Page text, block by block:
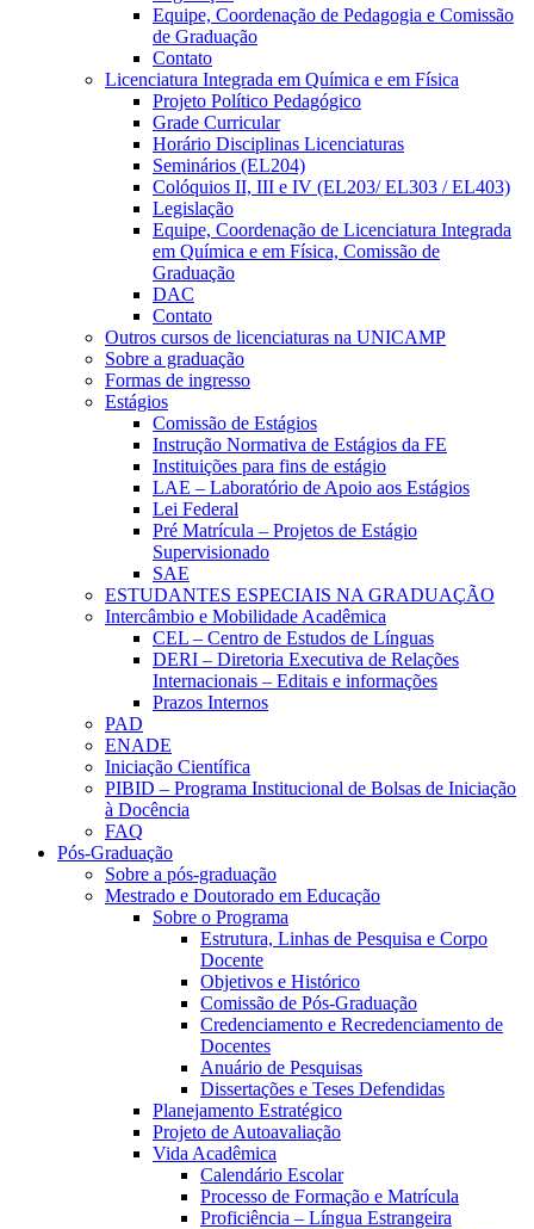
Equipe, Coordenação de Pedagogia e Comissão
de Graduação
Contato
Licenciatura Integrada em Química e em Física
Projeto Político Pedagógico
Grade Curricular
Horário Disciplinas Licenciaturas
Seminários (EL204)
Colóquios II, III e IV (EL203/ EL303 / EL403)
Legislação
Equipe, Coordenação de Licenciatura Integrada
em Química e em Física, Comissão de
Graduação
DAC
Contato
Outros cursos de licenciaturas na UNICAMP
Sobre a graduação
Formas de ingresso
Estágios
Comissão de Estágios
Instrução Normativa de Estágios da FE
Instituições para fins de estágio
LAE – Laboratório de Apoio aos Estágios
Lei Federal
Pré Matrícula – Projetos de Estágio
Supervisionado
SAE
ESTUDANTES ESPECIAIS NA GRADUAÇÃO
Intercâmbio e Mobilidade Acadêmica
CEL – Centro de Estudos de Línguas
DERI – Diretoria Executiva de Relações
Internacionais – Editais e informações
Prazos Internos
PAD
ENADE
Iniciação Científica
PIBID – Programa Institucional de Bolsas de Iniciação
à Docência
FAQ
Pós-Graduação
Sobre a pós-graduação
Mestrado e Doutorado em Educação
Sobre o Programa
Estrutura, Linhas de Pesquisa e Corpo
Docente
Objetivos e Histórico
Comissão de Pós-Graduação
Credenciamento e Recredenciamento de
Docentes
Anuário de Pesquisas
Dissertações e Teses Defendidas
Planejamento Estratégico
Projeto de Autoavaliação
Vida Acadêmica
Calendário Escolar
Processo de Formação e Matrícula
Proficiência – Língua Estrangeira